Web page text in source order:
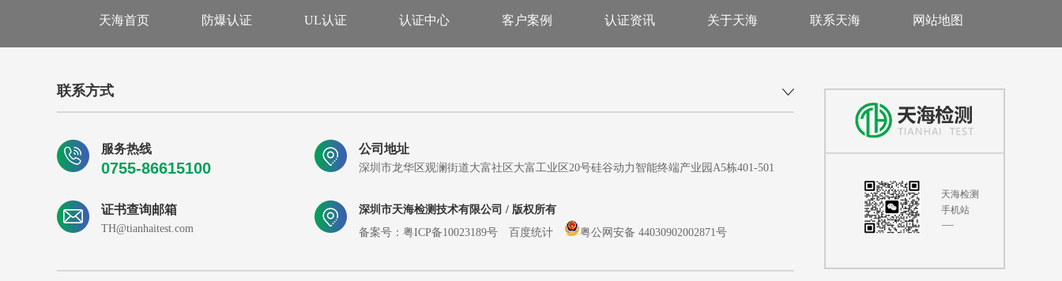
天海首页 防爆认证 UL认证 认证中心 客户案例 认证资讯 关于天海 联系天海 网站地图
天海检测
手机站
联系方式
服务热线
0755-86615100
公司地址
深圳市龙华区观澜街道大富社区大富工业区20号硅谷动力智能终端产业园A5栋401-501
证书查询邮箱
TH@tianhaitest.com
深圳市天海检测技术有限公司 / 版权所有
备案号： 粤ICP备10023189号 百度统计 粤公网安备 44030902002871号